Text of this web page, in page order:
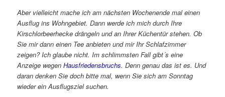
Aber vielleicht mache ich am nächsten Wochenende mal einen
Ausflug ins Wohngebiet. Dann werde ich mich durch Ihre
Kirschlorbeerhecke drängeln und an Ihrer Küchentür stehen. Ob
Sie mir dann einen Tee anbieten und mir Ihr Schlafzimmer
zeigen? Ich glaube nicht. Im schlimmsten Fall gibt´s eine
Anzeige wegenHausfriedensbruchs. Denn genau das ist es. Und
daran denken Sie doch bitte mal, wenn Sie sich am Sonntag
wieder ein Ausflugsziel suchen.